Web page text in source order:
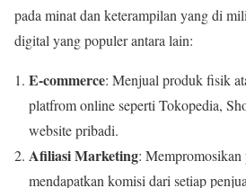
pada minat dan keterampilan yang di
digital yang populer antara lain:
E-commerce: Menjual produk fisik
platfrom online seperti Tokopedia,
website pribadi.
Afiliasi Marketing:
mendapatkan komisi dari setiap